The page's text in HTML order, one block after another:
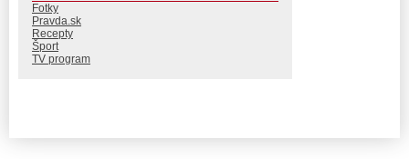
Fotky
Pravda.sk
Recepty
Šport
TV program